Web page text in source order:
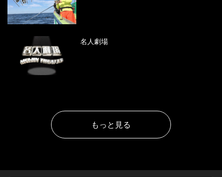
名人劇場
もっと見る